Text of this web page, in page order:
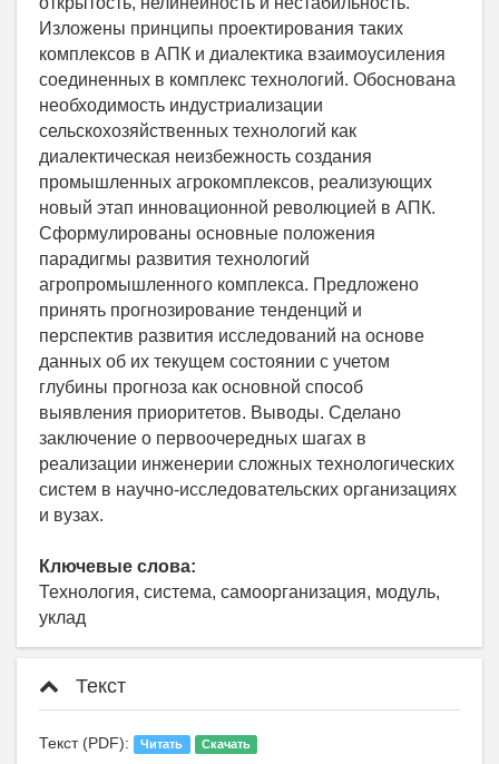
Изложены принципы проектирования таких
комплексов в АПК и диалектика взаимоусиления
соединенных в комплекс технологий. Обоснована
необходимость индустриализации
сельскохозяйственных технологий как
диалектическая неизбежность создания
промышленных агрокомплексов, реализующих
новый этап инновационной революцией в АПК.
Сформулированы основные положения
парадигмы развития технологий
агропромышленного комплекса. Предложено
принять прогнозирование тенденций и
перспектив развития исследований на основе
данных об их текущем состоянии с учетом
глубины прогноза как основной способ
выявления приоритетов. Выводы. Сделано
заключение о первоочередных шагах в
реализации инженерии сложных технологических
систем в научно-исследовательских организациях
и вузах.
Ключевые слова:
Технология, система, самоорганизация, модуль,
уклад
Текст
Текст (PDF): Читать Скачать